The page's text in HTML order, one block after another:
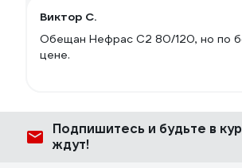
Виктор С.
Обещан Нефрас С2 80/120, но по
цене.
Подпишитесь и будьте в
ждут!